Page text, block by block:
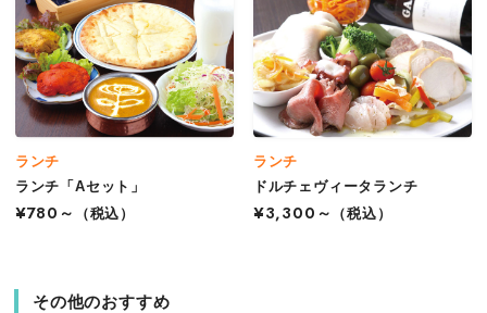
ランチ
ランチ「Aセット」
¥780～
（税込）
ランチ
ドルチェヴィータランチ
¥3,300～
（税込）
その他のおすすめ